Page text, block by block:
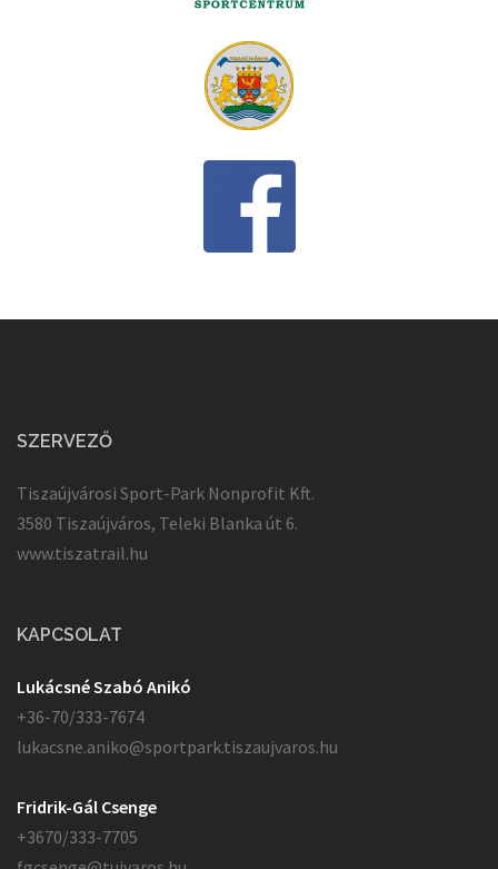
SZERVEZŐ
Tiszaújvárosi Sport-Park Nonprofit Kft.
3580 Tiszaújváros, Teleki Blanka út 6.
www.tiszatrail.hu
KAPCSOLAT
Lukácsné Szabó Anikó
+36-70/333-7674
lukacsne.aniko@sportpark.tiszaujvaros.hu
Fridrik-Gál Csenge
+3670/333-7705